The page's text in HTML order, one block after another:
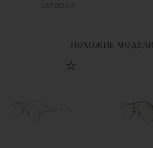
237 000 ₽
ПОХОЖИЕ МОДЕЛИ